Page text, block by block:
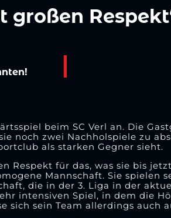
großen
beim SC Verl an. Die
noch zwei Nachholspiele zu
als starken Gegner sieht.
Respekt für das, was sie bis
Mannschaft. Sie spielen
die in der 3. Liga in der
intensiven Spiel, in dem die
sich sein Team allerdings auch